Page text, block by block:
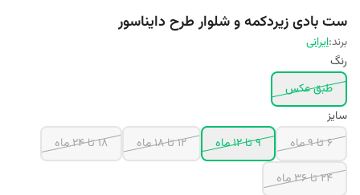
ست بادی زیردکمه و شلوار طرح دایناسور
برند:ایرانی
رنگ
طبق عکس
سایز
6 تا 9 ماه
9 تا 12 ماه 12 تا 18 ماه
18 تا 24 ماه
24 تا 36 ماه